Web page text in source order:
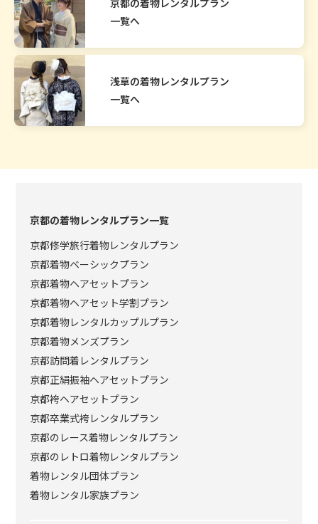
一覧へ
浅草の着物レンタルプラン
一覧へ
京都の着物レンタルプラン一覧
京都修学旅行着物レンタルプラン
京都着物ベーシックプラン
京都着物ヘアセットプラン
京都着物ヘアセット学割プラン
京都着物レンタルカップルプラン
京都着物メンズプラン
京都訪問着レンタルプラン
京都正絹振袖ヘアセットプラン
京都袴ヘアセットプラン
京都卒業式袴レンタルプラン
京都のレース着物レンタルプラン
京都のレトロ着物レンタルプラン
着物レンタル団体プラン
着物レンタル家族プラン